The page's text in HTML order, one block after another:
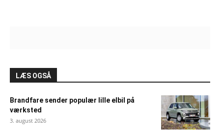
LÆS OGSÅ
Brandfare sender populær lille elbil på
værksted
3. august 2026